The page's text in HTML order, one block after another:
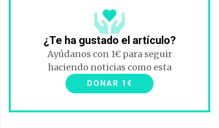
¿Te ha gustado el artículo?
Ayúdanos con 1€ para seguir
haciendo noticias como esta
DONAR 1€